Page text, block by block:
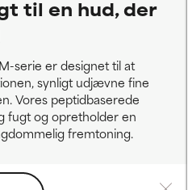
til en hud, der
serie er designet til at
synligt udjævne fine
Vores peptidbaserede
fugt og opretholder en
fremtoning.